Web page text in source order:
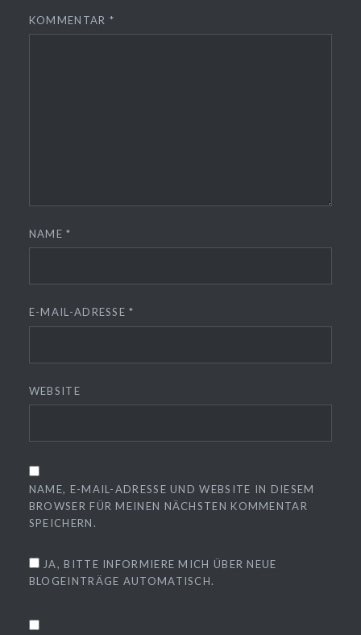
KOMMENTAR *
NAME*
E-MAIL-ADRESSE*
WEBSITE
NAME, E-MAIL-ADRESSE UND WEBSITE IN DIESEM
BROWSER FÜR MEINEN NÄCHSTEN KOMMENTAR
SPEICHERN.
JA, BITTE INFORMIERE MICH ÜBER NEUE
BLOGEINTRÄGE AUTOMATISCH.